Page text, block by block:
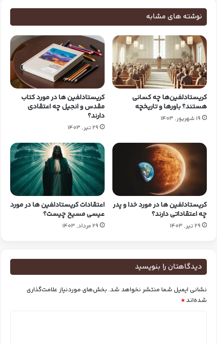
نوشته های مشابه
کریستادلفین‌ها چه کسانی
هستند؟ باورها و تاریخچه
19 شهریور, 1403
کریستادلفین ها در مورد کتاب
مقدس و انجیل چه اعتقادی
دارند؟
29 تیر, 1403
کریستادلفین ها در مورد خدا و پدر
چه اعتقاداتی دارند؟
29 تیر, 1403
اعتقادات کریستادلفین ها در مورد
عیسی مسیح چیست؟
29 مرداد, 1403
دیدگاهتان را بنویسید
نشانی ایمیل شما منتشر نخواهد شد. بخش‌های موردنیاز علامت‌گذاری
شده‌اند *